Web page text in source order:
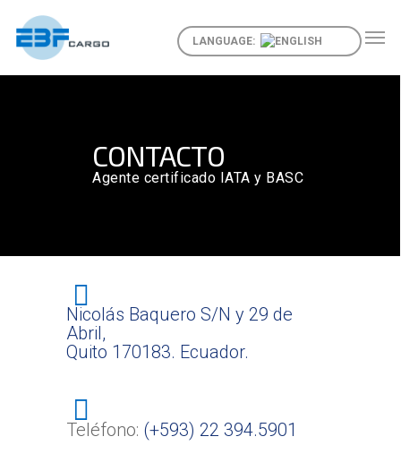
LANGUAGE:
CONTACTO
Agente certificado IATA y BASC
Nicolás Baquero S/N y 29 de
Abril,
Quito 170183. Ecuador.
Teléfono: (+593) 22 394.5901